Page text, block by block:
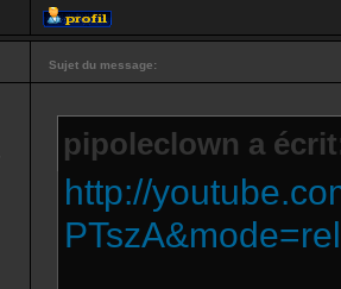
Sujet du message:
pipoleclown a
http://